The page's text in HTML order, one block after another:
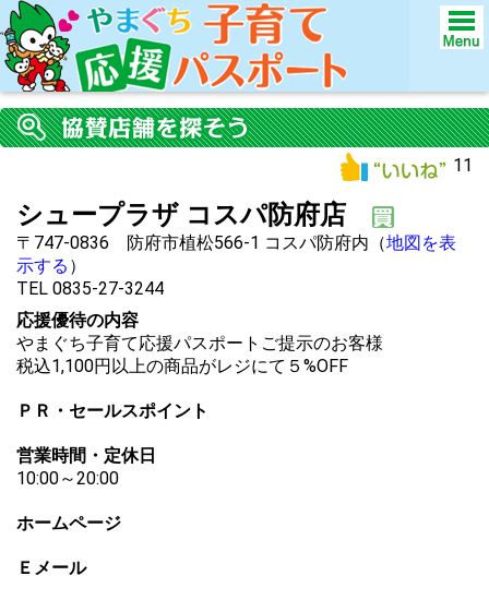
11
シュープラザ コスパ防府店
〒747-0836 防府市植松566-1 コスパ防府内（地図を表
示する ）
TEL 0835-27-3244
応援優待の内容
やまぐち子育て応援パスポートご提示のお客様
税込1,100円以上の商品がレジにて５%OFF
ＰＲ・セールスポイント
営業時間・定休日
10:00～20:00
ホームページ
Ｅメール